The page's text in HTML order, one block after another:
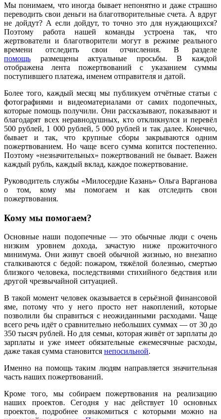
Мы понимаем, что иногда бывает непонятно и даже страшно
переводить свои деньги на благотворительные счета. А вдруг
не дойдут? А если дойдут, то точно это для нуждающихся?
Поэтому работа нашей команды устроена так, что
жертвователи и благотворители могут в режиме реального
времени отследить свои отчисления. В разделе
помощь
размещены актуальные просьбы. В каждой
отображена лента пожертвований с указанием суммы
поступившего платежа, именем отправителя и датой.
Более того, каждый месяц мы публикуем отчётные статьи с
фотографиями и видеоматериалами от самих подопечных,
которые помощь получили. Они рассказывают, показывают и
благодарят всех неравнодушных, кто откликнулся и перевёл
500 рублей, 1 000 рублей, 5 000 рублей и так далее. Конечно,
бывает и так, что крупные сборы закрываются одним
пожертвованием. Но чаще всего сумма копится постепенно.
Поэтому «незначительных» пожертвований не бывает. Важен
каждый рубль, каждый вклад, каждое пожертвование.
Руководитель службы «Милосердие Казань» Ольга Варганова
о том, кому мы помогаем и как отследить свои
пожертвования.
Кому мы помогаем?
Основные наши подопечные — это обычные люди с очень
низким уровнем дохода, зачастую ниже прожиточного
минимума. Они живут своей обычной жизнью, но внезапно
сталкиваются с бедой: пожаром, тяжёлой болезнью, смертью
близкого человека, последствиями стихийного бедствия или
другой чрезвычайной ситуацией.
В такой момент человек оказывается в серьёзной финансовой
яме, потому что у него просто нет накоплений, которые
позволили бы справиться с неожиданными расходами. Чаще
всего речь идёт о сравнительно небольших суммах — от 30 до
350 тысяч рублей. Но для семьи, которая живёт от зарплаты до
зарплаты и уже имеет обязательные ежемесячные расходы,
даже такая сумма становится непосильной.
Именно на помощь таким людям направляется значительная
часть наших пожертвований.
Кроме того, мы собираем пожертвования на реализацию
наших проектов. Сегодня у нас действует 10 основных
проектов, подробнее ознакомиться с которыми можно на